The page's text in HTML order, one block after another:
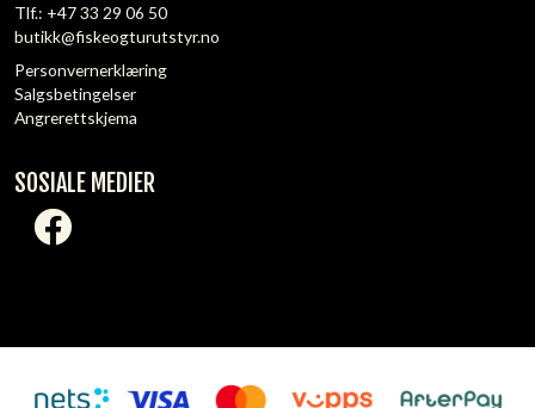
Tlf.: +47 33 29 06 50
butikk@fiskeogturutstyr.no
Personvernerklæring
Salgsbetingelser
Angrerettskjema
SOSIALE MEDIER